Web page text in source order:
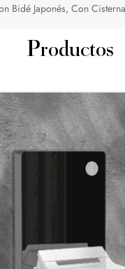
Bidé Japonés, Con
Productos